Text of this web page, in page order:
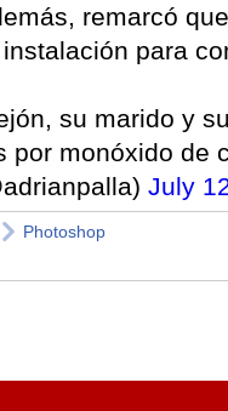
remarcó
para
su marido y
por monóxido de
July
Photoshop